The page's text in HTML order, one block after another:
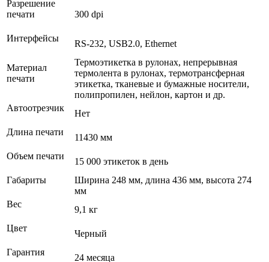
Разрешение
печати
300 dpi
Интерфейсы
RS-232, USB2.0, Ethernet
Материал
печати
Термоэтикетка в рулонах, непрерывная
термолента в рулонах, термотрансферная
этикетка, тканевые и бумажные носители,
полипропилен, нейлон, картон и др.
Автоотрезчик
Нет
Длина печати
11430 мм
Объем печати
15 000 этикеток в день
Габариты
Ширина 248 мм, длина 436 мм, высота 274
мм
Вес
9,1 кг
Цвет
Черный
Гарантия
24 месяца